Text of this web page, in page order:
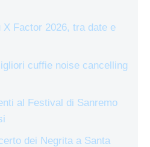
Factor 2026, tra date e
cuffie noise cancelling
al Festival di Sanremo
dei Negrita a Santa